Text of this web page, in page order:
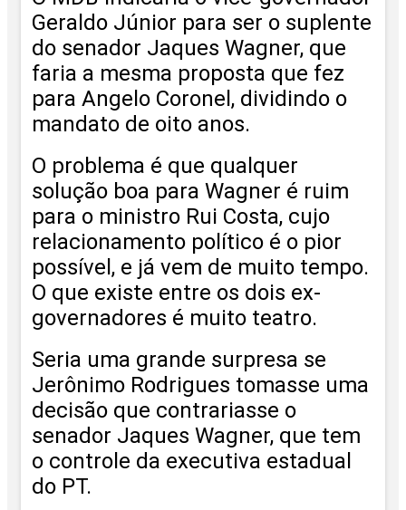
Geraldo Júnior para ser o suplente
do senador Jaques Wagner, que
faria a mesma proposta que fez
para Angelo Coronel, dividindo o
mandato de oito anos.
O problema é que qualquer
solução boa para Wagner é ruim
para o ministro Rui Costa, cujo
relacionamento político é o pior
possível, e já vem de muito tempo.
O que existe entre os dois ex-
governadores é muito teatro.
Seria uma grande surpresa se
Jerônimo Rodrigues tomasse uma
decisão que contrariasse o
senador Jaques Wagner, que tem
o controle da executiva estadual
do PT.